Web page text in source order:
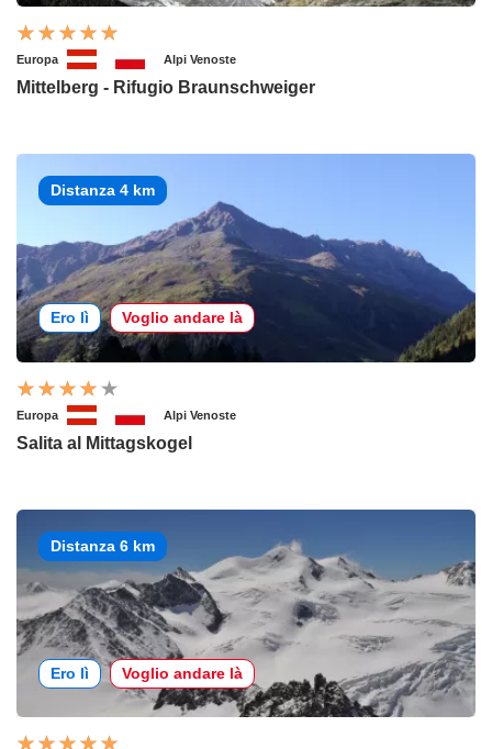
Europa Alpi Venoste
Mittelberg - Rifugio Braunschweiger
Distanza 4 km
Ero lì Voglio andare là
Europa Alpi Venoste
Salita al Mittagskogel
Distanza 6 km
Ero lì Voglio andare là